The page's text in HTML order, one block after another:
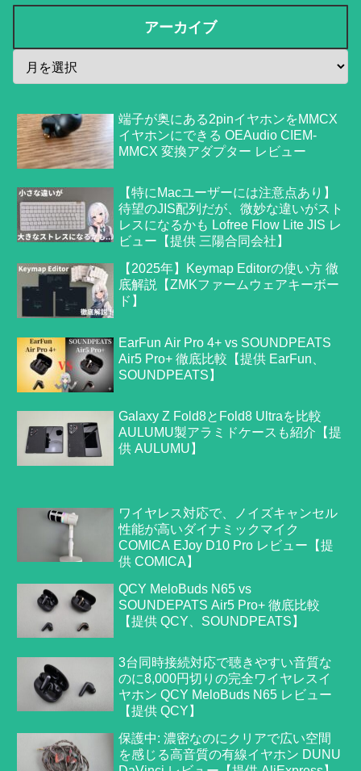
アーカイブ
端子が奥にある2pinイヤホンをMMCX
イヤホンにできる OEAudio CIEM-
MMCX 変換アダプター レビュー
【特にMacユーザーには注意点あり】
待望のJIS配列だが、微妙な違いがスト
レスになるかも Lofree Flow Lite JIS レ
ビュー【提供 三陽合同会社】
【2025年】Keymap Editorの使い方 徹
底解説【ZMKファームウェアキーボー
ド】
EarFun Air Pro 4+ vs SOUNDPEATS
Air5 Pro+ 徹底比較【提供 EarFun、
SOUNDPEATS】
Galaxy Z Fold8とFold8 Ultraを比較
AULUMU製アラミドケースも紹介【提
供 AULUMU】
ワイヤレス対応で、ノイズキャンセル
性能が高いダイナミックマイク
COMICA EJoy D10 Pro レビュー【提
供 COMICA】
QCY MeloBuds N65 vs
SOUNDEPATS Air5 Pro+ 徹底比較
【提供 QCY、SOUNDPEATS】
3台同時接続対応で聴きやすい音質な
のに8,000円切りの完全ワイヤレスイ
ヤホン QCY MeloBuds N65 レビュー
【提供 QCY】
保護中: 濃密なのにクリアで広い空間
を感じる高音質の有線イヤホン DUNU